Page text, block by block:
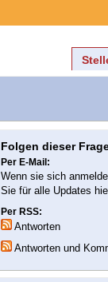
Folgen dieser
Per E-Mail:
Wenn sie sich
Sie für alle Updates
Per RSS:
Antworten
Antworten und